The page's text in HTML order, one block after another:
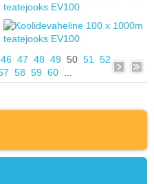
46 47 48 49 50 51
52
58 59 60...